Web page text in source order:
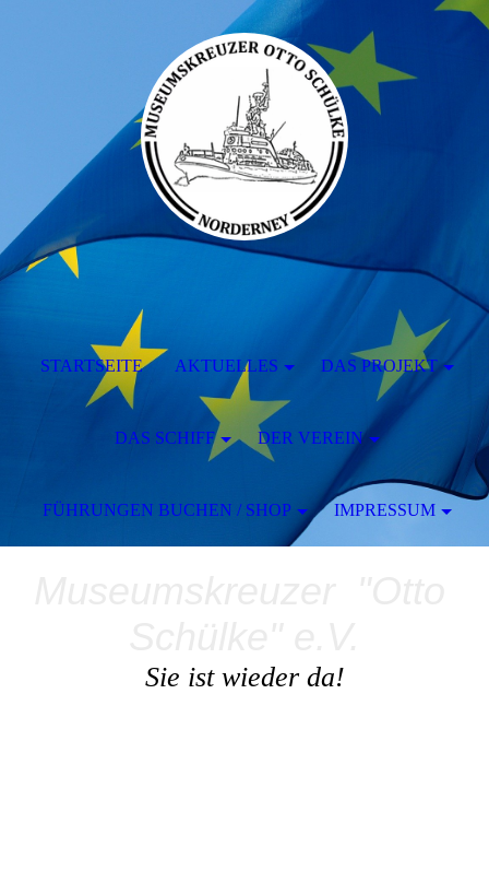
Sie ist wieder da!
STARTSEITE AKTUELLES DAS PROJEKT
DAS SCHIFF DER VEREIN
FÜHRUNGEN BUCHEN / SHOP IMPRESSUM